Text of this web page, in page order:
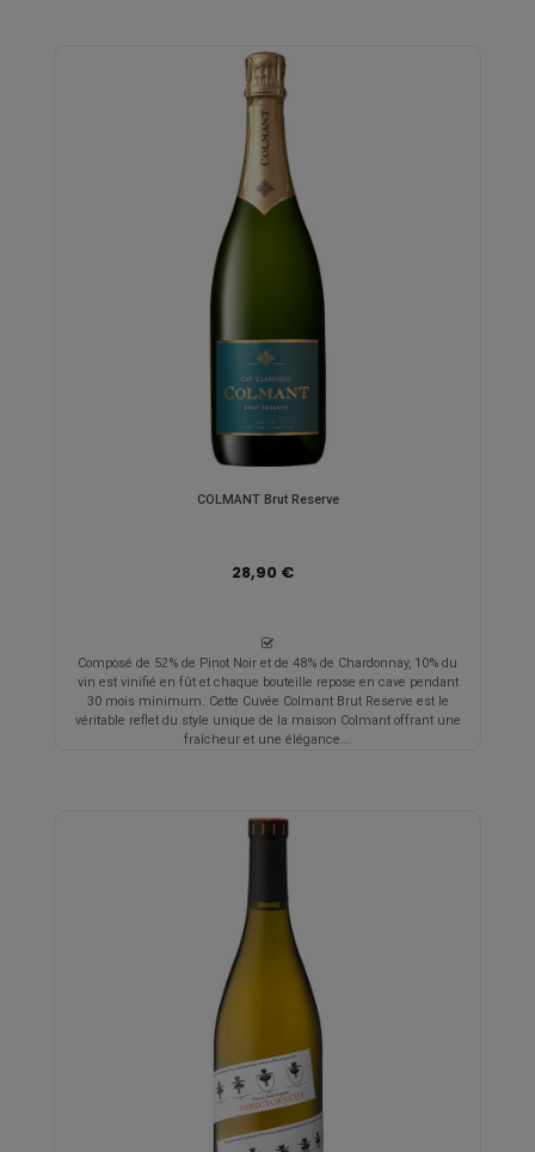
COLMANT Brut Reserve
28,90 €
Composé de 52% de Pinot Noir et de 48% de Chardonnay, 10% du
vin est vinifié en fût et chaque bouteille repose en cave pendant
30 mois minimum. Cette Cuvée Colmant Brut Reserve est le
véritable reflet du style unique de la maison Colmant offrant une
fraîcheur et une élégance...